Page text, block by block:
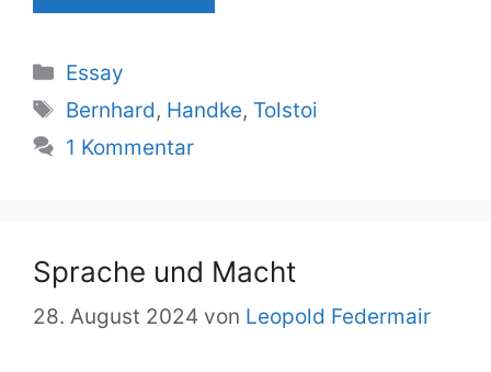
Kategorien
Essay
Schlagwörter
Bernhard, Handke, Tolstoi
1 Kommentar
Spra­che und Macht
28. August 2024 von Leopold Federmair